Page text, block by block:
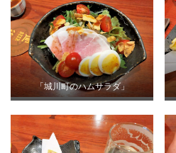
「城川町のハムサラダ」